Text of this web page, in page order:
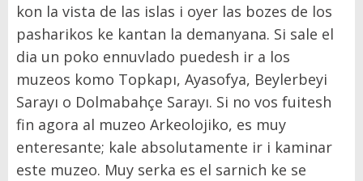
kon la vista de las islas i oyer las bozes de los
pasharikos ke kantan la demanyana. Si sale el
dia un poko ennuvlado puedesh ir a los
muzeos komo Topkapı, Ayasofya, Beylerbeyi
Sarayı o Dolmabahçe Sarayı. Si no vos fuitesh
fin agora al muzeo Arkeolojiko, es muy
enteresante; kale absolutamente ir i kaminar
este muzeo. Muy serka es el sarnich ke se